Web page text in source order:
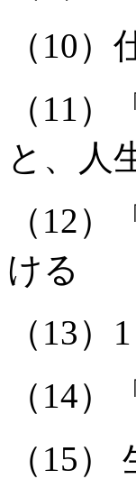
（10
（11
と、人
（12
ける
（13
（14
（15